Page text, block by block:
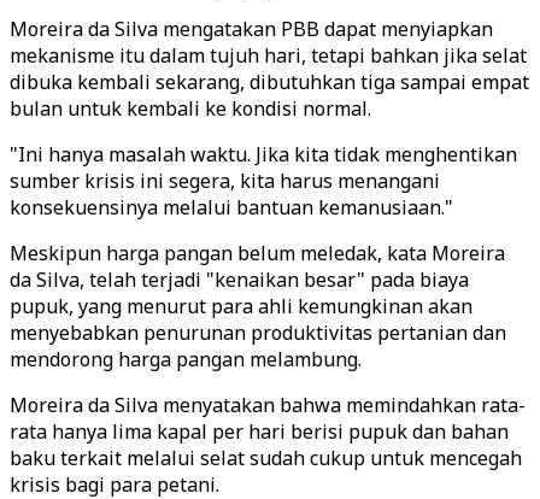
Moreira da Silva mengatakan PBB dapat menyiapkan
mekanisme itu dalam tujuh hari, tetapi bahkan jika selat
dibuka kembali sekarang, dibutuhkan tiga sampai empat
bulan untuk kembali ke kondisi normal.
"Ini hanya masalah waktu. Jika kita tidak menghentikan
sumber krisis ini segera, kita harus menangani
konsekuensinya melalui bantuan kemanusiaan."
Meskipun harga pangan belum meledak, kata Moreira
da Silva, telah terjadi "kenaikan besar" pada biaya
pupuk, yang menurut para ahli kemungkinan akan
menyebabkan penurunan produktivitas pertanian dan
mendorong harga pangan melambung.
Moreira da Silva menyatakan bahwa memindahkan rata-
rata hanya lima kapal per hari berisi pupuk dan bahan
baku terkait melalui selat sudah cukup untuk mencegah
krisis bagi para petani.